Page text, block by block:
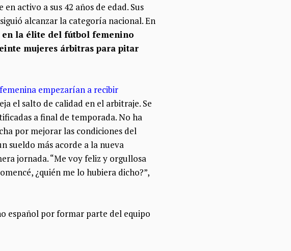
activo a sus 42 años de edad. Sus
alcanzar la categoría nacional. En
la élite del fútbol femenino
mujeres árbitras para pitar
empezarían a recibir
el salto de calidad en el arbitraje. Se
a final de temporada. No ha
por mejorar las condiciones del
sueldo más acorde a la nueva
jornada. “Me voy feliz y orgullosa
¿quién me lo hubiera dicho?”,
español por formar parte del equipo